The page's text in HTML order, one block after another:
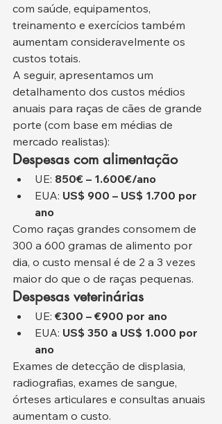
com saúde, equipamentos,
treinamento e exercícios também
aumentam consideravelmente os
custos totais.
A seguir, apresentamos um
detalhamento dos custos médios
anuais para raças de cães de grande
porte (com base em médias de
mercado realistas):
Despesas com alimentação
UE: 850€ – 1.600€/ano
EUA: US$ 900 – US$ 1.700 por
ano
Como raças grandes consomem de
300 a 600 gramas de alimento por
dia, o custo mensal é de 2 a 3 vezes
maior do que o de raças pequenas.
Despesas veterinárias
UE: €300 – €900 por ano
EUA: US$ 350 a US$ 1.000 por
ano
Exames de detecção de displasia,
radiografias, exames de sangue,
órteses articulares e consultas anuais
aumentam o custo.